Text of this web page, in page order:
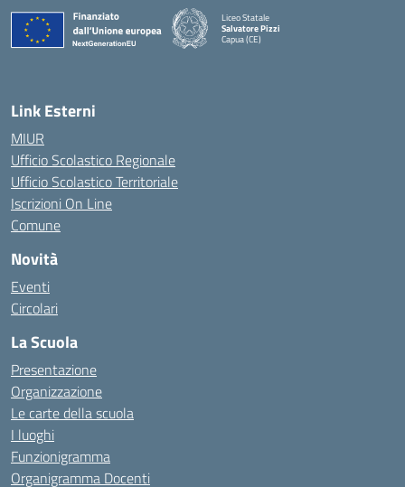
Liceo Statale
Salvatore Pizzi
Capua (CE)
— Visita la pagina iniziale della scuola
Link Esterni
MIUR
Ufficio Scolastico Regionale
Ufficio Scolastico Territoriale
Iscrizioni On Line
Comune
Novità
Eventi
Circolari
La Scuola
Presentazione
Organizzazione
Le carte della scuola
I luoghi
Funzionigramma
Organigramma Docenti